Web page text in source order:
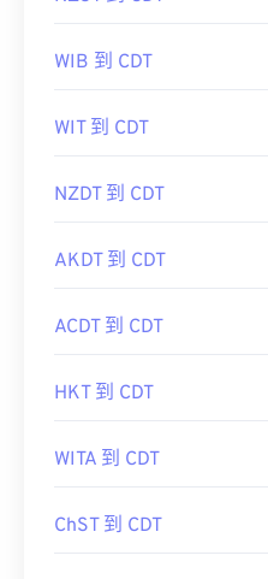
WIB 到 CDT
WIT 到 CDT
NZDT 到 CDT
AKDT 到 CDT
ACDT 到 CDT
HKT 到 CDT
WITA 到 CDT
ChST 到 CDT